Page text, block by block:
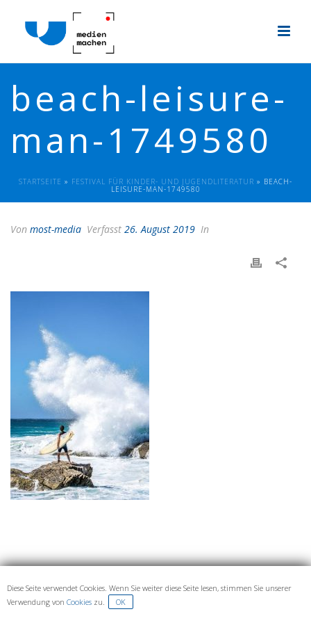
beach-leisure-
man-1749580
STARTSEITE » FESTIVAL FÜR KINDER- UND JUGENDLITERATUR » BEACH-
LEISURE-MAN-1749580
Von most-media Verfasst 26. August 2019 In
IMPRESSUM UND DATENSCHUTZ
Diese Seite verwendet Cookies. Wenn Sie weiter diese Seite lesen, stimmen Sie unserer
Verwendung von Cookies zu. OK